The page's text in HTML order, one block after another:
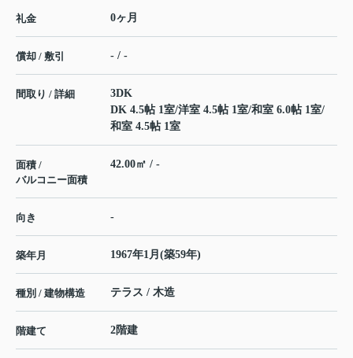
礼金 0ヶ月
償却 / 敷引 - / -
間取り / 詳細
3DK
DK 4.5帖 1室/洋室 4.5帖 1室/和室 6.0帖 1室/
和室 4.5帖 1室
面積 /
バルコニー面積
42.00㎡ / -
向き -
築年月 1967年1月(築59年)
種別 / 建物構造 テラス / 木造
階建て 2階建